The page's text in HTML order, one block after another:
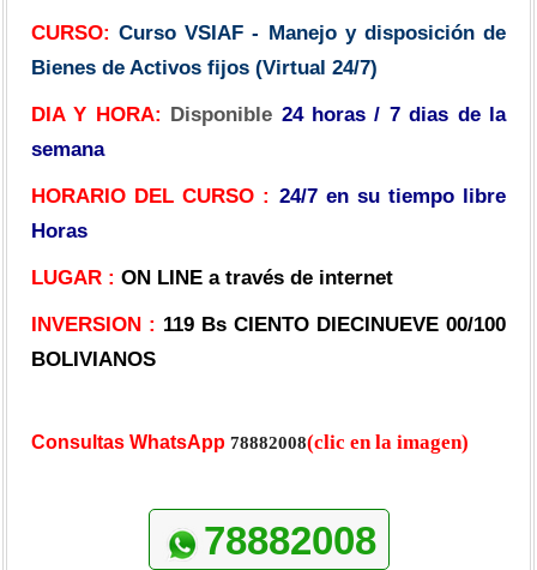
CURSO:Curso VSIAF - Manejo y disposición de
Bienes de Activos fijos (Virtual 24/7)
DIA Y HORA: Disponible 24 horas / 7 dias de la
semana
HORARIO DEL CURSO : 24/7 en su tiempo libre
Horas
LUGAR : ON LINE a través de internet
INVERSION : 119 Bs CIENTO DIECINUEVE 00/100
BOLIVIANOS
Consultas WhatsApp 78882008(clic en la imagen)
78882008